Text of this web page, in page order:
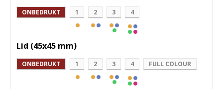
ONBEDRUKT 1 2 3 4
Lid (45x45 mm)
ONBEDRUKT 1 2 3 4 FULL COLOUR